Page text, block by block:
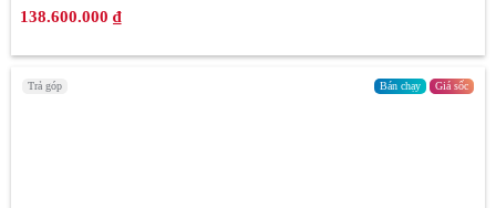
138.600.000 ₫
Bán chạy Giá sốc
Trả góp